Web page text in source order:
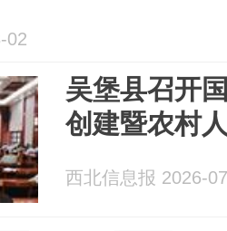
02
吴堡县召开
创建暨农村
西北信息报 2026-